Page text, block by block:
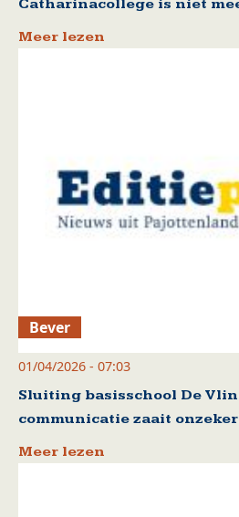
Catharinacollege is niet
Meer lezen
Bever
01/04/2026 - 07:03
Sluiting basisschool De
communicatie zaait
Meer lezen